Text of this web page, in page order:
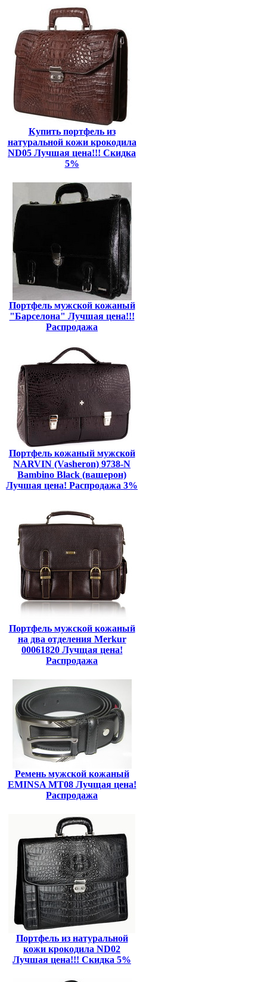
Купить портфель из
натуральной кожи крокодила
ND05 Лучшая цена!!! Скидка
5%
Портфель мужской кожаный
"Барселона" Лучшая цена!!!
Распродажа
Портфель кожаный мужской
NARVIN (Vasheron) 9738-N
Bambino Black (вашерон)
Лучшая цена! Распродажа 3%
Портфель мужской кожаный
на два отделения Merkur
00061820 Лучщая цена!
Распродажа
Ремень мужской кожаный
EMINSA MT08 Лучщая цена!
Распродажа
Портфель из натуральной
кожи крокодила ND02
Лучшая цена!!! Скидка 5%